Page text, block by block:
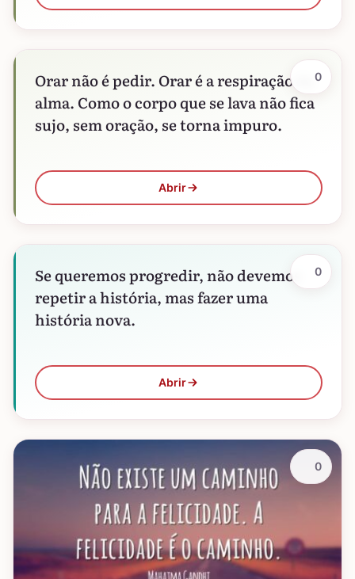
Orar não é pedir. Orar é a respiração da
alma. Como o corpo que se lava não fica
sujo, sem oração, se torna impuro.
Abrir
0
Se queremos progredir, não devemos
repetir a história, mas fazer uma
história nova.
Abrir
0
0